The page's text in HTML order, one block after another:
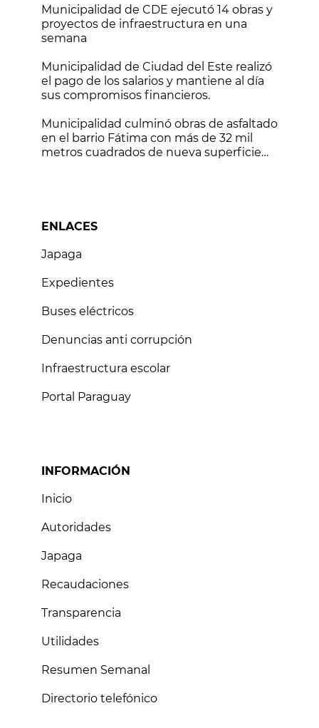
Municipalidad de CDE ejecutó 14 obras y
proyectos de infraestructura en una
semana
Municipalidad de Ciudad del Este realizó
el pago de los salarios y mantiene al día
sus compromisos financieros.
Municipalidad culminó obras de asfaltado
en el barrio Fátima con más de 32 mil
metros cuadrados de nueva superficie
ENLACES
Japaga
Expedientes
Buses eléctricos
Denuncias anti corrupción
Infraestructura escolar
Portal Paraguay
INFORMACIÓN
Inicio
Autoridades
Japaga
Recaudaciones
Transparencia
Utilidades
Resumen Semanal
Directorio telefónico